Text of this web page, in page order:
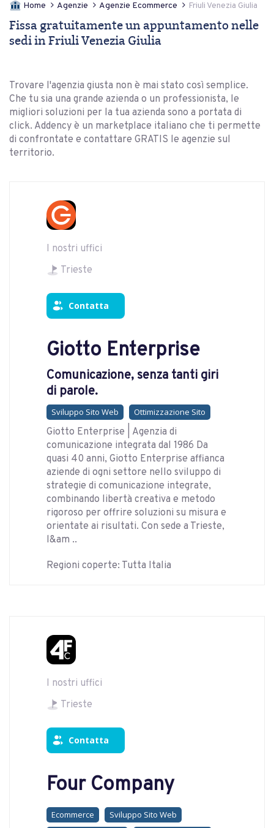
Home Agenzie Agenzie Ecommerce Friuli Venezia Giulia
Fissa gratuitamente un appuntamento nelle
sedi in Friuli Venezia Giulia
Trovare l'agenzia giusta non è mai stato così semplice.
Che tu sia una grande azienda o un professionista, le
migliori soluzioni per la tua azienda sono a portata di
click. Addency è un marketplace italiano che ti permette
di confrontate e contattare GRATIS le agenzie sul
territorio.
I nostri uffici
Trieste
Contatta
Giotto Enterprise
Comunicazione, senza tanti giri
di parole.
Sviluppo Sito Web Ottimizzazione Sito
Giotto Enterprise | Agenzia di
comunicazione integrata dal 1986 Da
quasi 40 anni, Giotto Enterprise affianca
aziende di ogni settore nello sviluppo di
strategie di comunicazione integrate,
combinando libertà creativa e metodo
rigoroso per offrire soluzioni su misura e
orientate ai risultati. Con sede a Trieste,
l&am ..
Regioni coperte: Tutta Italia
I nostri uffici
Trieste
Contatta
Four Company
Ecommerce
Sviluppo Sito Web